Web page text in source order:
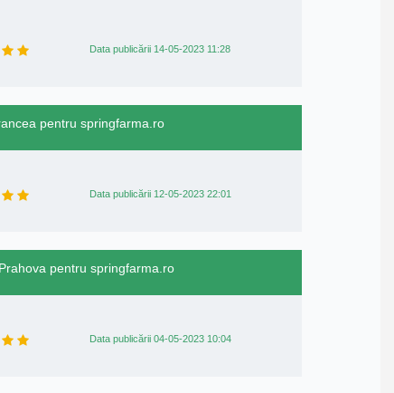
Data publicării 14-05-2023 11:28
pentru springfarma.ro
Data publicării 12-05-2023 22:01
pentru springfarma.ro
Data publicării 04-05-2023 10:04